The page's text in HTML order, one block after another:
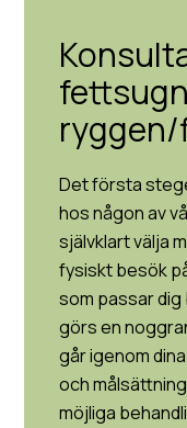
Det första
hos någon av
självklart välja
fysiskt besök
som passar
görs en
går igenom
och
möjliga